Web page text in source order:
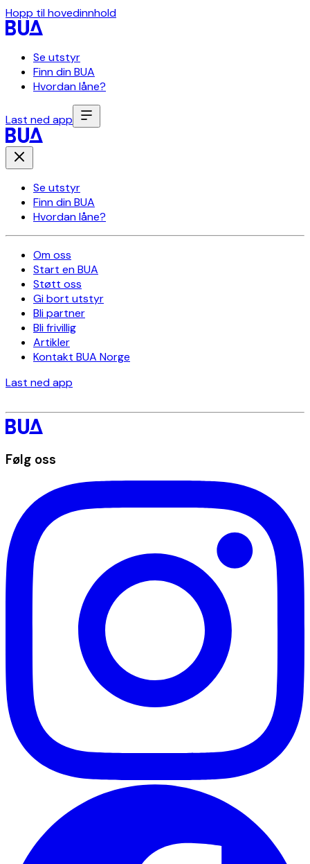
Hopp til hovedinnhold
Se utstyr
Finn din BUA
Hvordan låne?
Last ned app
Se utstyr
Finn din BUA
Hvordan låne?
Om oss
Start en BUA
Støtt oss
Gi bort utstyr
Bli partner
Bli frivillig
Artikler
Kontakt BUA Norge
Last ned app
Følg oss